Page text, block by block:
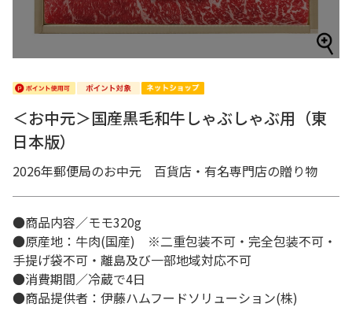
＜お中元＞国産黒毛和牛しゃぶしゃぶ用（東
日本版）
2026年郵便局のお中元 百貨店・有名専門店の贈り物
●商品内容／モモ320g
●原産地：牛肉(国産) ※二重包装不可・完全包装不可・
手提げ袋不可・離島及び一部地域対応不可
●消費期間／冷蔵で4日
●商品提供者：伊藤ハムフードソリューション(株)